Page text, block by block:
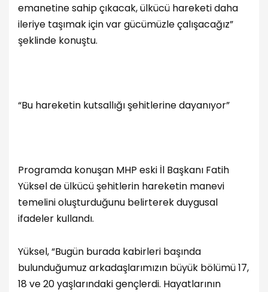
emanetine sahip çıkacak, ülkücü hareketi daha
ileriye taşımak için var gücümüzle çalışacağız”
şeklinde konuştu.
“Bu hareketin kutsallığı şehitlerine dayanıyor”
Programda konuşan MHP eski İl Başkanı Fatih
Yüksel de ülkücü şehitlerin hareketin manevi
temelini oluşturduğunu belirterek duygusal
ifadeler kullandı.
Yüksel, “Bugün burada kabirleri başında
bulunduğumuz arkadaşlarımızın büyük bölümü 17,
18 ve 20 yaşlarındaki gençlerdi. Hayatlarının